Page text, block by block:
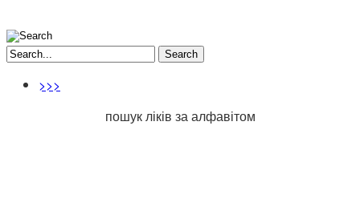
Search
>>>
пошук ліків за алфавітом